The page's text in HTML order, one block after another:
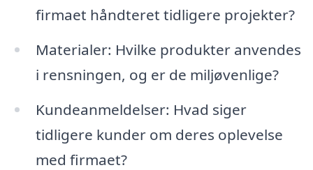
firmaet håndteret tidligere projekter?
Materialer: Hvilke produkter anvendes
i rensningen, og er de miljøvenlige?
Kundeanmeldelser: Hvad siger
tidligere kunder om deres oplevelse
med firmaet?